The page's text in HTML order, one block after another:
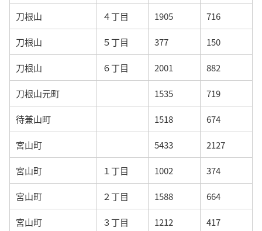
刀根山 ４丁目 1905 716
刀根山 ５丁目 377 150
刀根山 ６丁目 2001 882
刀根山元町 1535 719
待兼山町 1518 674
宮山町 5433 2127
宮山町 １丁目 1002 374
宮山町 ２丁目 1588 664
宮山町 ３丁目 1212 417